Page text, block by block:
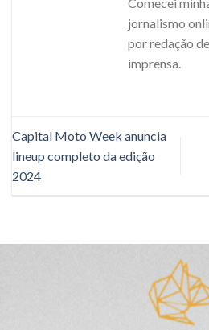
jornalismo
por redação
imprensa.
Capital Moto Week anuncia
lineup completo da edição
2024